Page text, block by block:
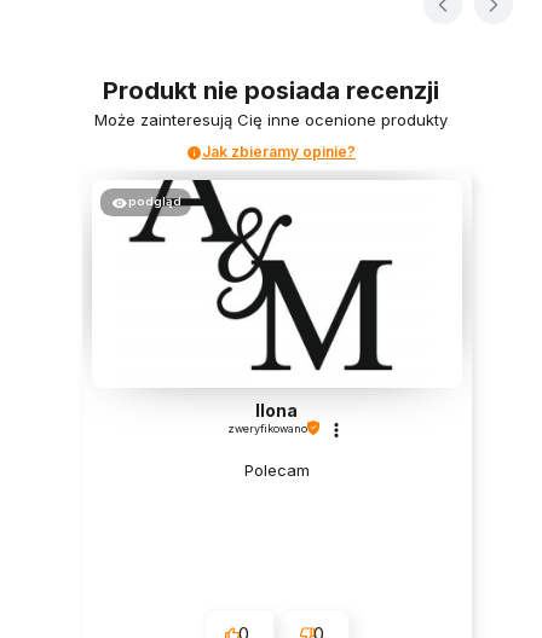
Produkt nie posiada recenzji
Może zainteresują Cię inne ocenione produkty
Jak zbieramy opinie?
podgląd
Ilona
zweryfikowano
Polecam